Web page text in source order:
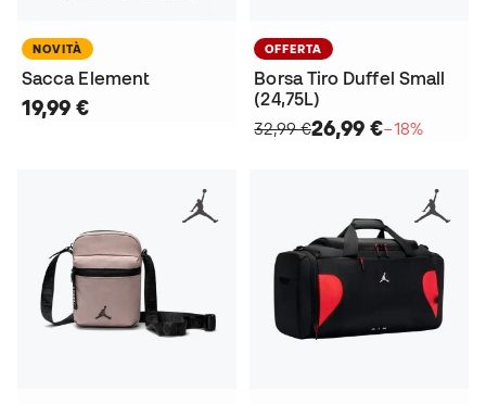
NOVITÀ
Sacca Element
19,99 €
OFFERTA
Borsa Tiro Duffel Small
(24,75L)
32,99 €26,99 €−18%